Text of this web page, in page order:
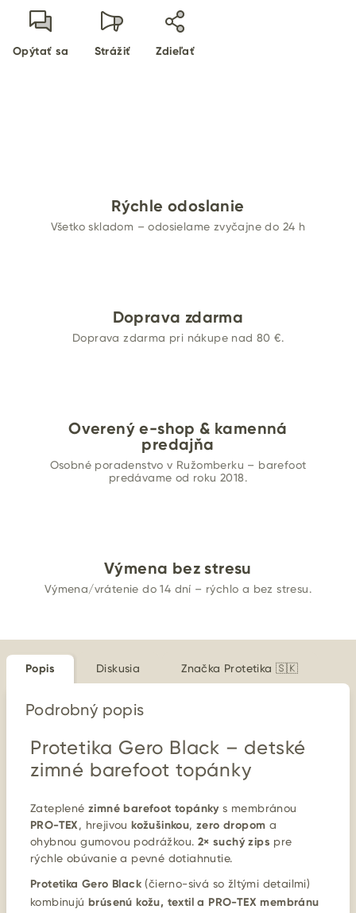
Opýtať sa Strážiť Zdieľať
Rýchle odoslanie
Všetko skladom – odosielame zvyčajne do 24 h
Doprava zdarma
Doprava zdarma pri nákupe nad 80 €.
Overený e-shop & kamenná
predajňa
Osobné poradenstvo v Ružomberku – barefoot
predávame od roku 2018.
Výmena bez stresu
Výmena/vrátenie do 14 dní – rýchlo a bez stresu.
Popis Diskusia Značka Protetika 🇸🇰
Podrobný popis
Protetika Gero Black – detské
zimné barefoot topánky
Zateplené zimné barefoot topánky s membránou
PRO-TEX, hrejivoukožušinkou,zero dropom a
ohybnou gumovou podrážkou. 2× suchý zips pre
rýchle obúvanie a pevné dotiahnutie.
Protetika Gero Black (čierno-sivá so žltými detailmi)
kombinujúbrúsenú kožu, textil a PRO-TEX membránu